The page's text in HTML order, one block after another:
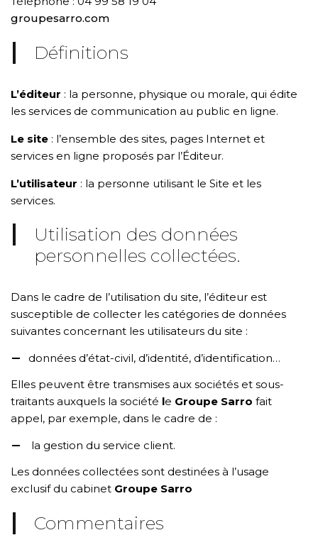
groupesarro.com
Définitions
L’éditeur : la personne, physique ou morale, qui édite
les services de communication au public en ligne.
Le site : l’ensemble des sites, pages Internet et
services en ligne proposés par l’Éditeur.
L’utilisateur : la personne utilisant le Site et les
services.
Utilisation des données
personnelles collectées.
Dans le cadre de l’utilisation du site, l’éditeur est
susceptible de collecter les catégories de données
suivantes concernant les utilisateurs du site :
données d’état-civil, d’identité, d’identification…
Elles peuvent être transmises aux sociétés et sous-
traitants auxquels la société le Groupe Sarro fait
appel, par exemple, dans le cadre de :
la gestion du service client.
Les données collectées sont destinées à l’usage
exclusif du cabinet Groupe Sarro
Commentaires